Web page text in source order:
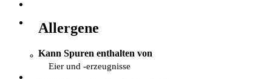
Allergene
Kann Spuren enthalten von
Eier und -erzeugnisse